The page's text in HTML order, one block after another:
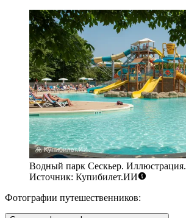
Водный парк Сескьер. Иллюстрация.
Источник: Купибилет.ИИ
Фотографии путешественников: